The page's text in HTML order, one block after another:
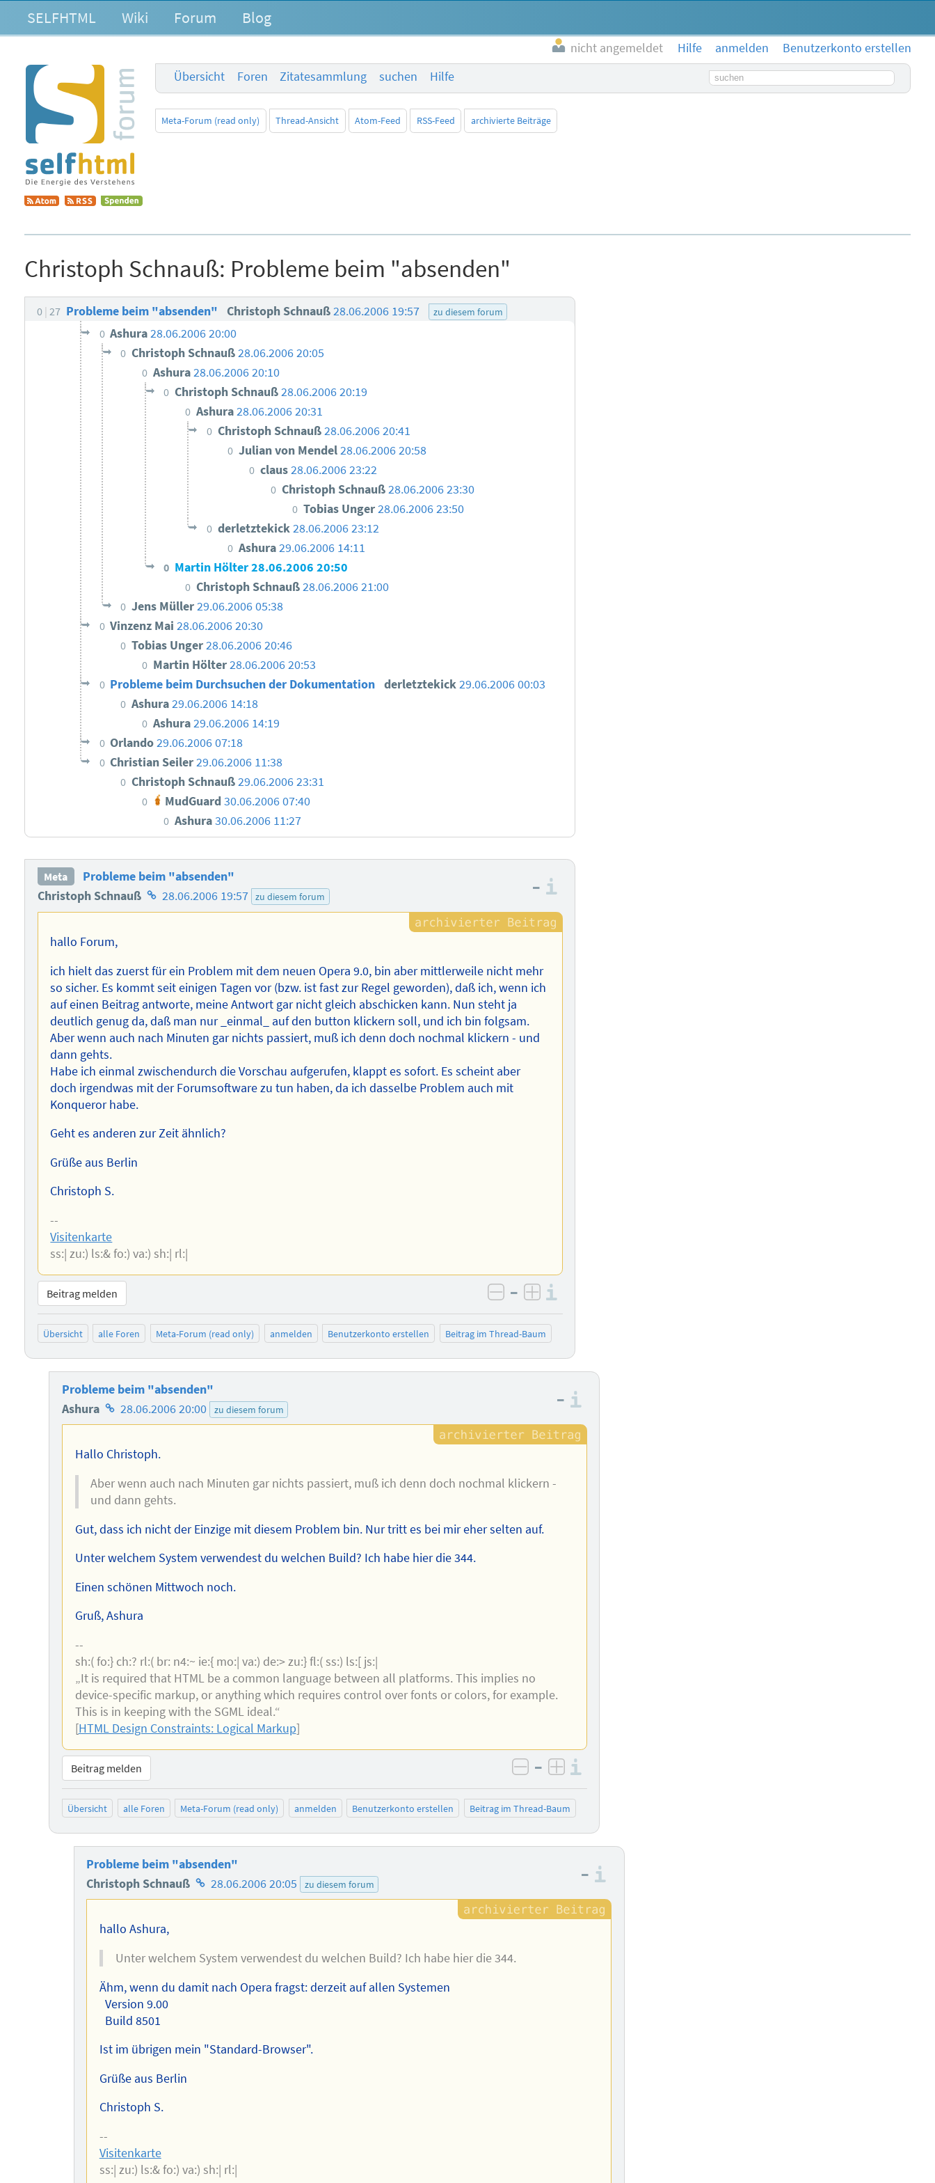
SELFHTML Wiki Forum Blog
nicht angemeldet Hilfe anmelden
Benutzerkonto erstellen
Übersicht
Foren Zitatesammlung suchen Hilfe Suchbegriff
Meta-Forum (read only) Thread-Ansicht Atom-Feed RSS-Feed archivierte Beiträge
Christoph Schnauß: Probleme beim "absenden"
0 27 Probleme beim "absenden" Christoph Schnauß28.06.2006 19:57 zu diesem forum
0 Ashura28.06.2006 20:00
0 Christoph Schnauß28.06.2006 20:05
0 Ashura28.06.2006 20:10
0 Christoph Schnauß28.06.2006 20:19
0 Ashura28.06.2006 20:31
0 Christoph Schnauß28.06.2006 20:41
0 Julian von Mendel28.06.2006 20:58
0 claus28.06.2006 23:22
0 Christoph Schnauß28.06.2006 23:30
0 Tobias Unger28.06.2006 23:50
0 derletztekick28.06.2006 23:12
0 Ashura29.06.2006 14:11
0 Martin Hölter28.06.2006 20:50
0 Christoph Schnauß28.06.2006 21:00
0 Jens Müller29.06.2006 05:38
0 Vinzenz Mai28.06.2006 20:30
0 Tobias Unger28.06.2006 20:46
0 Martin Hölter28.06.2006 20:53
0 Probleme beim Durchsuchen der Dokumentation derletztekick29.06.2006 00:03
0 Ashura29.06.2006 14:18
0 Ashura29.06.2006 14:19
0 Orlando29.06.2006 07:18
0 Christian Seiler29.06.2006 11:38
0 Christoph Schnauß29.06.2006 23:31
0 MudGuard 30.06.2006 07:40
0 Ashura30.06.2006 11:27
Meta
Probleme beim "absenden"
Christoph Schnauß Homepage
des
28.06.2006 19:57 zu diesem forum –
hallo Forum,
ich hielt das zuerst für ein Problem mit dem neuen Opera 9.0, bin aber mittlerweile nicht mehr
so sicher. Es kommt seit einigen Tagen vor (bzw. ist fast zur Regel geworden), daß ich, wenn ich
auf einen Beitrag antworte, meine Antwort gar nicht gleich abschicken kann. Nun steht ja
deutlich genug da, daß man nur _einmal_ auf den button klickern soll, und ich bin folgsam.
Aber wenn auch nach Minuten gar nichts passiert, muß ich denn doch nochmal klickern - und
dann gehts.
Habe ich einmal zwischendurch die Vorschau aufgerufen, klappt es sofort. Es scheint aber
doch irgendwas mit der Forumsoftware zu tun haben, da ich dasselbe Problem auch mit
Konqueror habe.
Geht es anderen zur Zeit ähnlich?
Grüße aus Berlin
Christoph S.
--
Visitenkarte
ss:| zu:) ls:& fo:) va:) sh:| rl:|
Beitrag melden negativ bewerten
– positiv bewerten
Übersicht alle Foren Meta-Forum (read only) anmelden Benutzerkonto erstellen Beitrag im Thread-Baum
Probleme beim "absenden"
Ashura Homepage
des
Autors
28.06.2006 20:00 zu diesem forum –
Hallo Christoph.
Aber wenn auch nach Minuten gar nichts passiert, muß ich denn doch nochmal klickern -
und dann gehts.
Gut, dass ich nicht der Einzige mit diesem Problem bin. Nur tritt es bei mir eher selten auf.
Unter welchem System verwendest du welchen Build? Ich habe hier die 344.
Einen schönen Mittwoch noch.
Gruß, Ashura
--
sh:( fo:} ch:? rl:( br: n4:~ ie:{ mo:| va:) de:> zu:} fl:( ss:) ls:[ js:|
„It is required that HTML be a common language between all platforms. This implies no
device-specific markup, or anything which requires control over fonts or colors, for example.
This is in keeping with the SGML ideal.“
[HTML Design Constraints: Logical Markup]
Beitrag melden negativ bewerten
– positiv bewerten
Übersicht alle Foren Meta-Forum (read only) anmelden Benutzerkonto erstellen Beitrag im Thread-Baum
Probleme beim "absenden"
Christoph Schnauß Homepage
des
28.06.2006 20:05 zu diesem forum –
hallo Ashura,
Unter welchem System verwendest du welchen Build? Ich habe hier die 344.
Ähm, wenn du damit nach Opera fragst: derzeit auf allen Systemen
Version 9.00
Build 8501
Ist im übrigen mein "Standard-Browser".
Grüße aus Berlin
Christoph S.
--
Visitenkarte
ss:| zu:) ls:& fo:) va:) sh:| rl:|